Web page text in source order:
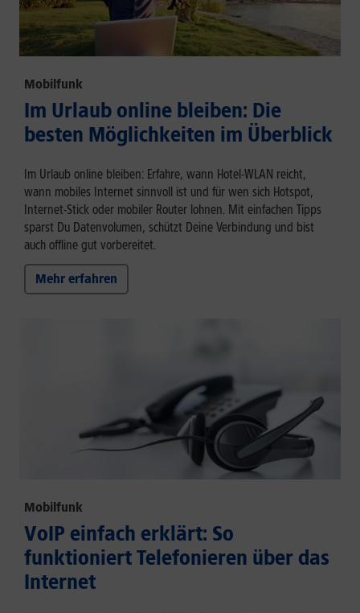
Mobilfunk
Im Urlaub online bleiben: Die
besten Möglichkeiten im Überblick
Im Urlaub online bleiben: Erfahre, wann Hotel-WLAN reicht,
wann mobiles Internet sinnvoll ist und für wen sich Hotspot,
Internet-Stick oder mobiler Router lohnen. Mit einfachen Tipps
sparst Du Datenvolumen, schützt Deine Verbindung und bist
auch offline gut vorbereitet.
Mehr erfahren
Mobilfunk
VoIP einfach erklärt: So
funktioniert Telefonieren über das
Internet